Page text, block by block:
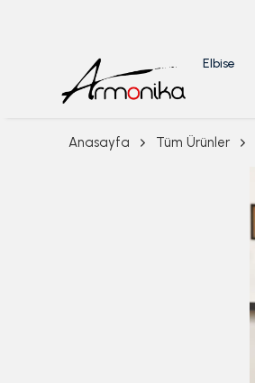
Elbise
Anasayfa Tüm Ürünler